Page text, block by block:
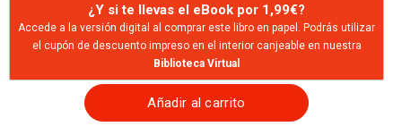
¿Y si te llevas el eBook por 1,99€?
Accede a la versión digital al comprar este libro en papel. Podrás utilizar
el cupón de descuento impreso en el interior canjeable en nuestra
Biblioteca Virtual
Añadir al carrito